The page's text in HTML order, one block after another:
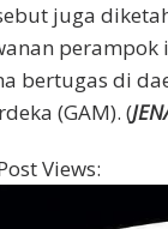
juga
perampok
bertugas di
(GAM). (
Views: